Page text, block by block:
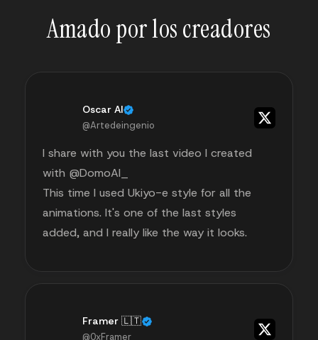
Amado por los creadores
Oscar AI
@Artedeingenio
I share with you the last video I created
with @DomoAI_
This time I used Ukiyo-e style for all the
animations. It's one of the last styles
added, and I really like the way it looks.
Framer 🇱🇹
@0xFramer